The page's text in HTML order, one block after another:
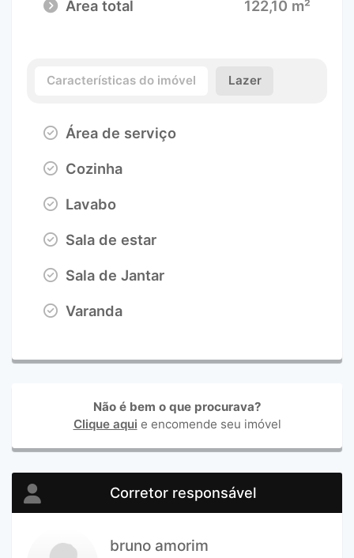
Área total 122,10 m²
Características do imóvel Lazer
Área de serviço
Cozinha
Lavabo
Sala de estar
Sala de Jantar
Varanda
Não é bem o que procurava?
Clique aqui e encomende seu imóvel
Corretor responsável
bruno amorim